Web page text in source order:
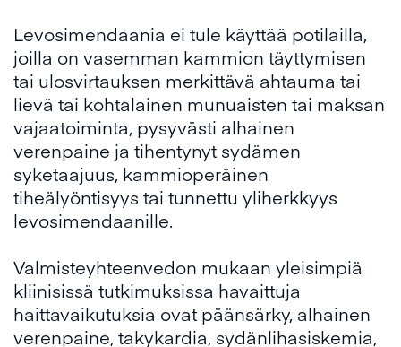
Levosimendaania ei tule käyttää potilailla,
joilla on vasemman kammion täyttymisen
tai ulosvirtauksen merkittävä ahtauma tai
lievä tai kohtalainen munuaisten tai maksan
vajaatoiminta, pysyvästi alhainen
verenpaine ja tihentynyt sydämen
syketaajuus, kammioperäinen
tiheälyöntisyys tai tunnettu yliherkkyys
levosimendaanille.
Valmisteyhteenvedon mukaan yleisimpiä
kliinisissä tutkimuksissa havaittuja
haittavaikutuksia ovat päänsärky, alhainen
verenpaine, takykardia, sydänlihasiskemia,